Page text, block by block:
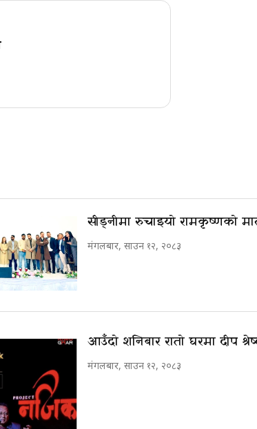
सीड्नीमा रुचाइयो रामकृष्णको
मंगलबार, साउन १२, २०८३
आउँदो शनिबार रातो घरमा दीप
मंगलबार, साउन १२, २०८३